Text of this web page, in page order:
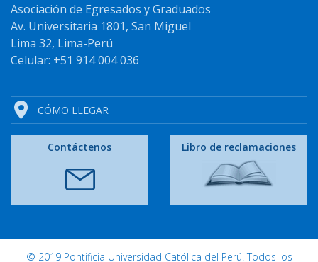
Asociación de Egresados y Graduados
Av. Universitaria 1801, San Miguel
Lima 32, Lima-Perú
Celular: +51 914 004 036
CÓMO LLEGAR
Contáctenos Libro de reclamaciones
© 2019 Pontificia Universidad Católica del Perú. Todos los